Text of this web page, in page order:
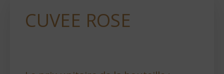
CUVEE ROSE